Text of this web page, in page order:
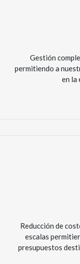
Gestión
permitiendo a
en la
Reducción de
escalas
presupuestos